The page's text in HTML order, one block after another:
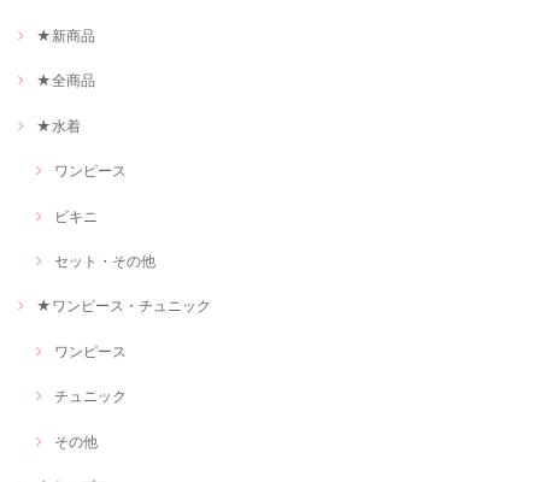
★新商品
★全商品
★水着
ワンピース
ビキニ
セット・その他
★ワンピース・チュニック
ワンピース
チュニック
その他